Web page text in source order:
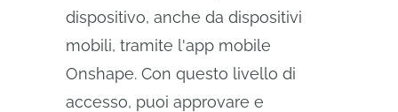
dispositivo, anche da dispositivi
mobili, tramite l'app mobile
Onshape. Con questo livello di
accesso, puoi approvare e